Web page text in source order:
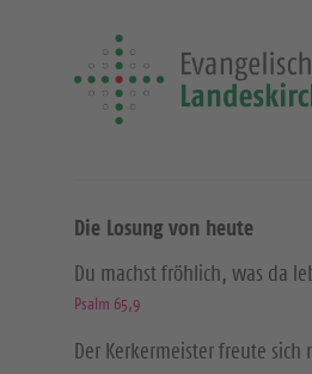
Die Losung von heute
Du machst fröhlich, was da
Psalm 65,9
Der Kerkermeister freute